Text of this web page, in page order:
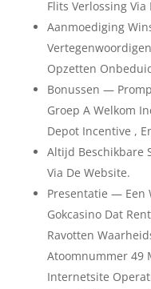
Flits Verlossing
Aanmoediging
Opzetten
Bonussen —
Groep A Welkom
Depot Incentive ,
Altijd Beschikbare
Via De Website.
Presentatie — Een
Gokcasino Dat
Ravotten
Atoomnummer 49
Internetsite